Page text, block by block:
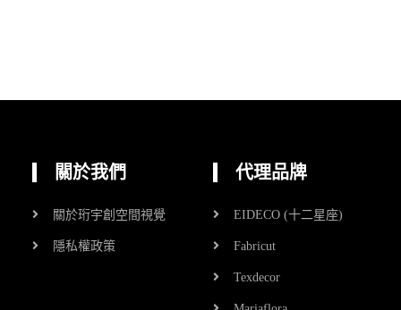
關於我們
關於珩宇創空間視覺
隱私權政策
代理品牌
EIDECO (十二星座)
Fabricut
Texdecor